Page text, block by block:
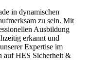
in dynamischen
zu sein. Mit
Ausbildung
erkannt und
Expertise im
auf HES Sicherheit &